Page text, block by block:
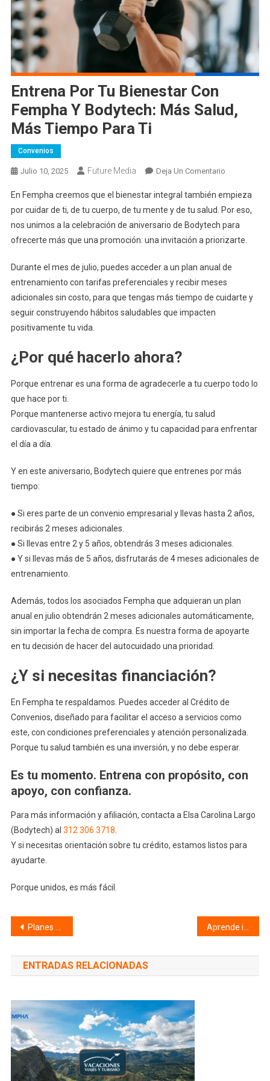
Entrena Por Tu Bienestar Con
Fempha Y Bodytech: Más Salud,
Más Tiempo Para Ti
Convenios
Julio 10, 2025 Future Media Deja Un ComentarioEn
Por
Tu
Bienestar
Con
Y
Bodytech:
Más
En Fempha creemos que el bienestar integral también empieza
por cuidar de ti, de tu cuerpo, de tu mente y de tu salud. Por eso,
nos unimos a la celebración de aniversario de Bodytech para
ofrecerte más que una promoción: una invitación a priorizarte.
Durante el mes de julio, puedes acceder a un plan anual de
entrenamiento con tarifas preferenciales y recibir meses
adicionales sin costo, para que tengas más tiempo de cuidarte y
seguir construyendo hábitos saludables que impacten
positivamente tu vida.
¿Por qué hacerlo ahora?
Porque entrenar es una forma de agradecerle a tu cuerpo todo lo
que hace por ti.
Porque mantenerse activo mejora tu energía, tu salud
cardiovascular, tu estado de ánimo y tu capacidad para enfrentar
el día a día.
Y en este aniversario, Bodytech quiere que entrenes por más
tiempo:
● Si eres parte de un convenio empresarial y llevas hasta 2 años,
recibirás 2 meses adicionales.
● Si llevas entre 2 y 5 años, obtendrás 3 meses adicionales.
● Y si llevas más de 5 años, disfrutarás de 4 meses adicionales de
entrenamiento.
Además, todos los asociados Fempha que adquieran un plan
anual en julio obtendrán 2 meses adicionales automáticamente,
sin importar la fecha de compra. Es nuestra forma de apoyarte
en tu decisión de hacer del autocuidado una prioridad.
¿Y si necesitas financiación?
En Fempha te respaldamos. Puedes acceder al Crédito de
Convenios, diseñado para facilitar el acceso a servicios como
este, con condiciones preferenciales y atención personalizada.
Porque tu salud también es una inversión, y no debe esperar.
Es tu momento. Entrena con propósito, con
apoyo, con confianza.
Para más información y afiliación, contacta a Elsa Carolina Largo
(Bodytech) al 312 306 3718.
Y si necesitas orientación sobre tu crédito, estamos listos para
ayudarte.
Porque unidos, es más fácil.
Navegación
de
entradas
Planes turísticos Decameron 2025: destinos imperdibles desde $610.000 y crédito de turismo con Fempha Aprende inglés o francés con SMART y Fempha: tu educación también se celebra
ENTRADAS RELACIONADAS